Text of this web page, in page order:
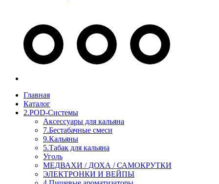
Главная
Каталог
2.POD-Системы
Аксессуары для кальяна
7.Бестабачные смеси
9.Кальяны
5.Табак для кальяна
Уголь
МЕДВАХИ / ДОХА / САМОКРУТКИ
ЭЛЕКТРОНКИ И ВЕЙПЫ